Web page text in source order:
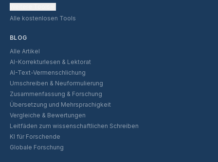
Alle kostenlosen Tools
BLOG
Alle Artikel
AI-Korrekturlesen & Lektorat
AI-Text-Vermenschlichung
Umschreiben & Neuformulierung
Zusammenfassung & Forschung
Übersetzung und Mehrsprachigkeit
Vergleiche & Bewertungen
Leitfäden zum wissenschaftlichen Schreiben
KI für Forschende
Globale Forschung